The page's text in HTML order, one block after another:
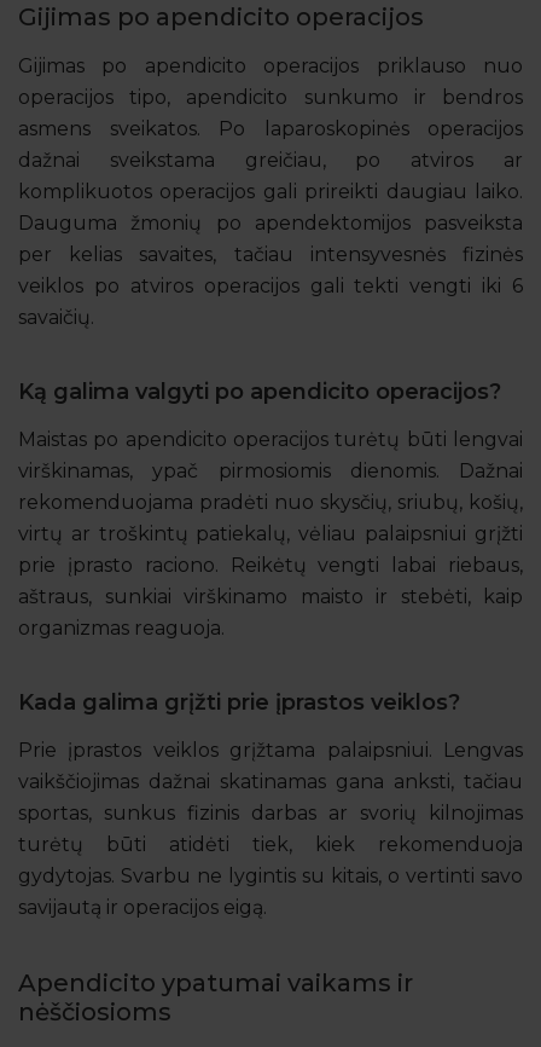
Gijimas po apendicito operacijos
Gijimas po apendicito operacijos priklauso nuo
operacijos tipo, apendicito sunkumo ir bendros
asmens sveikatos. Po laparoskopinės operacijos
dažnai sveikstama greičiau, po atviros ar
komplikuotos operacijos gali prireikti daugiau laiko.
Dauguma žmonių po apendektomijos pasveiksta
per kelias savaites, tačiau intensyvesnės fizinės
veiklos po atviros operacijos gali tekti vengti iki 6
savaičių.
Ką galima valgyti po apendicito operacijos?
Maistas po apendicito operacijos turėtų būti lengvai
virškinamas, ypač pirmosiomis dienomis. Dažnai
rekomenduojama pradėti nuo skysčių, sriubų, košių,
virtų ar troškintų patiekalų, vėliau palaipsniui grįžti
prie įprasto raciono. Reikėtų vengti labai riebaus,
aštraus, sunkiai virškinamo maisto ir stebėti, kaip
organizmas reaguoja.
Kada galima grįžti prie įprastos veiklos?
Prie įprastos veiklos grįžtama palaipsniui. Lengvas
vaikščiojimas dažnai skatinamas gana anksti, tačiau
sportas, sunkus fizinis darbas ar svorių kilnojimas
turėtų būti atidėti tiek, kiek rekomenduoja
gydytojas. Svarbu ne lygintis su kitais, o vertinti savo
savijautą ir operacijos eigą.
Apendicito ypatumai vaikams ir
nėščiosioms